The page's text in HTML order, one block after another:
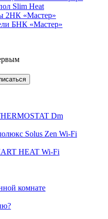
Slim Heat
2НК «Мастер»
БНК «Мастер»
Dm
Solus Zen Wi-Fi
HEAT Wi-Fi
комнате